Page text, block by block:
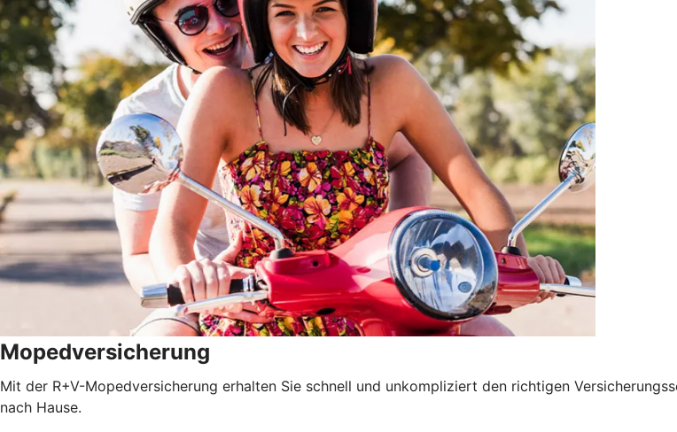
Mopedversicherung
Mit der R+V-Mopedversicherung erhalten Sie schnell und unkompliziert den richtigen
nach Hause.